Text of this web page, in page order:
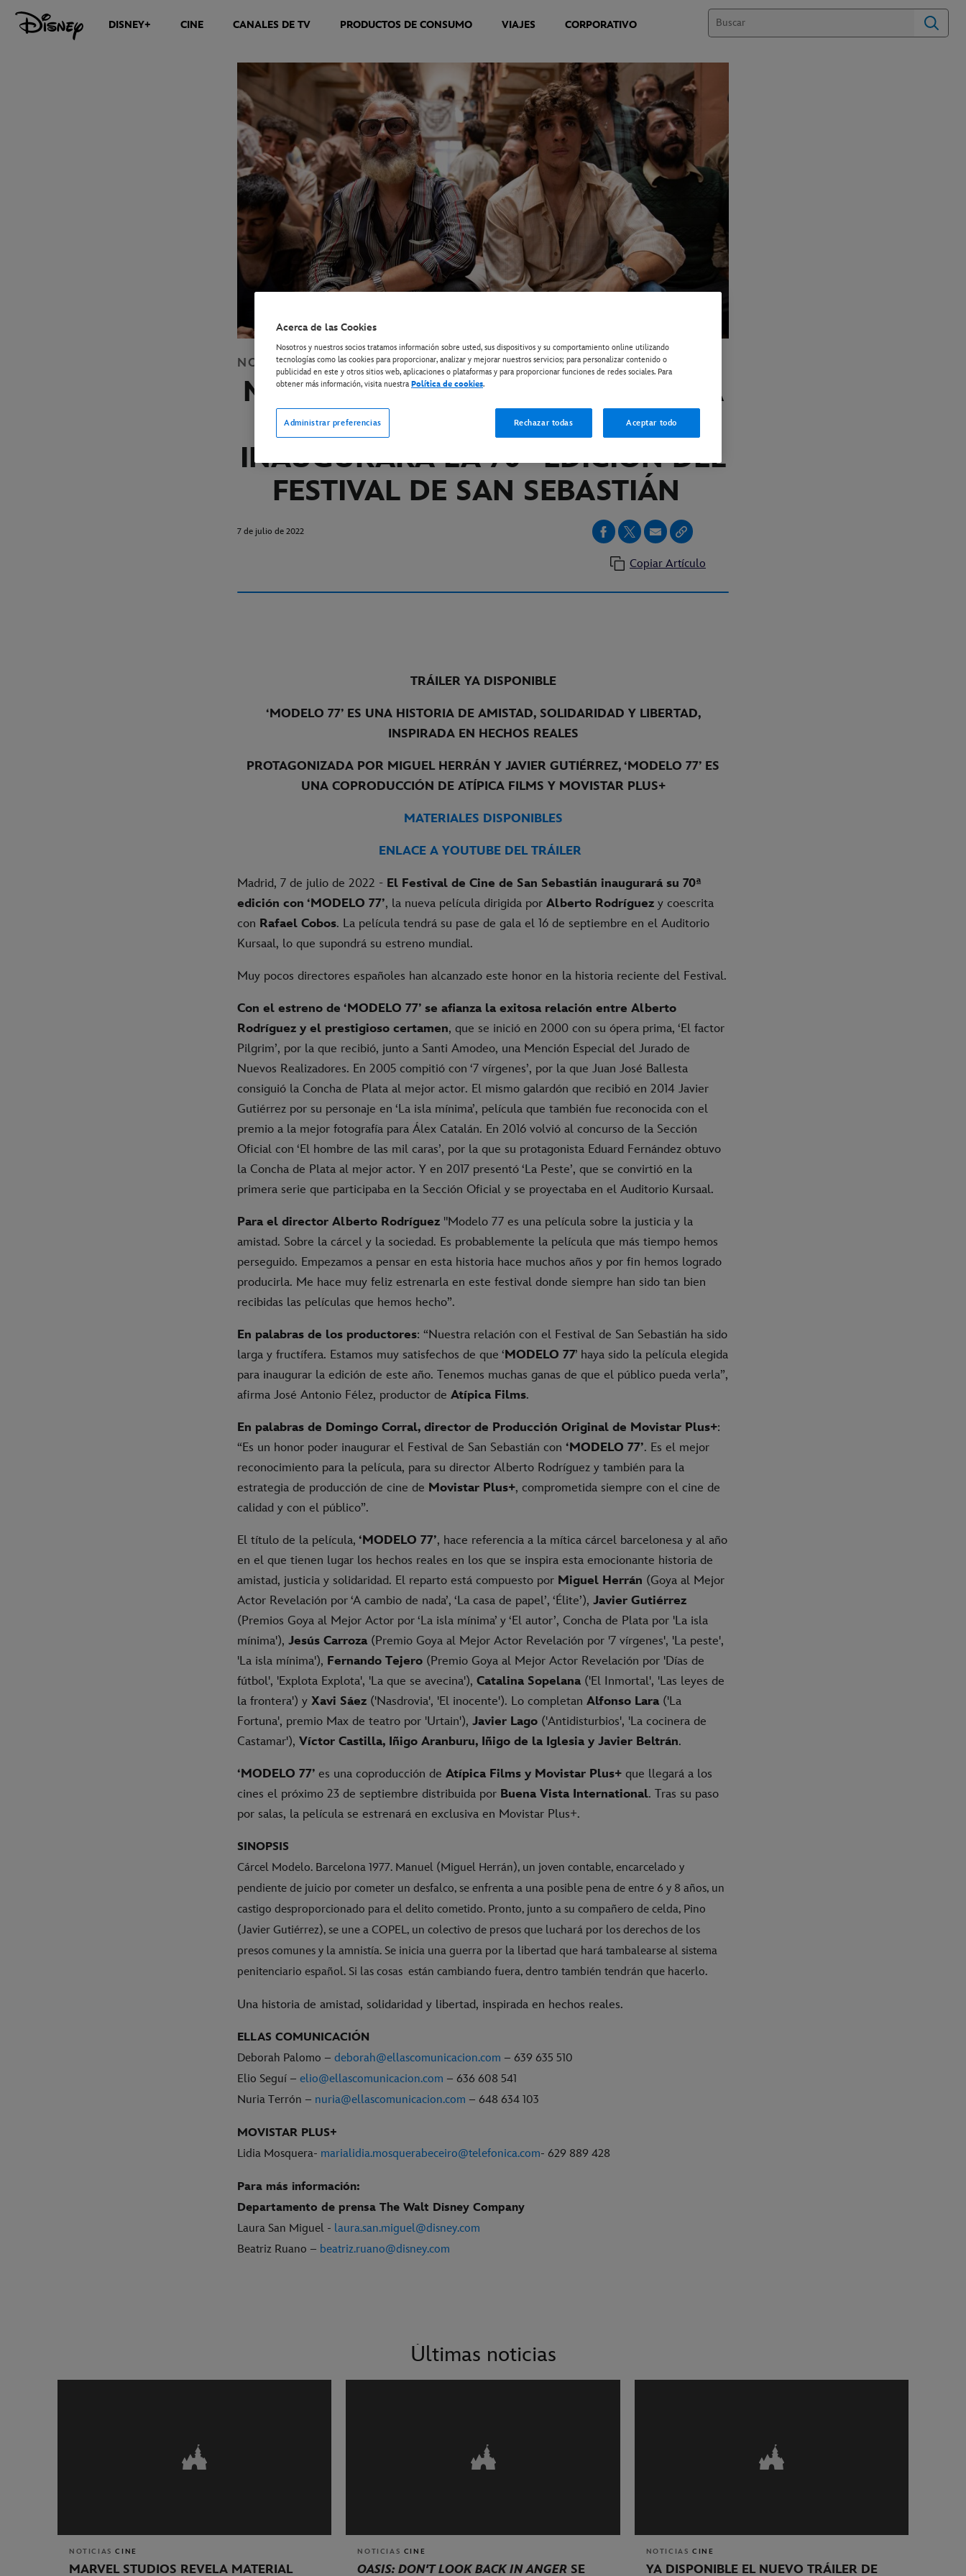
DISNEY+ CINE CANALES DE TV PRODUCTOS DE CONSUMO VIAJES CORPORATIVO
NOTICIAS CINE
MODELO 77’, LA NUEVA PELÍCULA
DE ALBERTO RODRÍGUEZ,
INAUGURARÁ LA 70ª EDICIÓN DEL
FESTIVAL DE SAN SEBASTIÁN
7 de julio de 2022
Copiar Artículo
TRÁILER YA DISPONIBLE
‘MODELO 77’ ES UNA HISTORIA DE AMISTAD, SOLIDARIDAD Y LIBERTAD,
INSPIRADA EN HECHOS REALES
PROTAGONIZADA POR MIGUEL HERRÁN Y JAVIER GUTIÉRREZ, ‘MODELO 77’ ES
UNA COPRODUCCIÓN DE ATÍPICA FILMS Y MOVISTAR PLUS+
MATERIALES DISPONIBLES
ENLACE A YOUTUBE DEL TRÁILER
Madrid, 7 de julio de 2022 - El Festival de Cine de San Sebastián inaugurará su 70ª
edición con ‘MODELO 77’, la nueva película dirigida por Alberto Rodríguez y coescrita
con Rafael Cobos. La película tendrá su pase de gala el 16 de septiembre en el Auditorio
Kursaal, lo que supondrá su estreno mundial.
Muy pocos directores españoles han alcanzado este honor en la historia reciente del Festival.
Con el estreno de ‘MODELO 77’ se afianza la exitosa relación entre Alberto
Rodríguez y el prestigioso certamen, que se inició en 2000 con su ópera prima, ‘El factor
Pilgrim’, por la que recibió, junto a Santi Amodeo, una Mención Especial del Jurado de
Nuevos Realizadores. En 2005 compitió con ‘7 vírgenes’, por la que Juan José Ballesta
consiguió la Concha de Plata al mejor actor. El mismo galardón que recibió en 2014 Javier
Gutiérrez por su personaje en ‘La isla mínima’, película que también fue reconocida con el
premio a la mejor fotografía para Álex Catalán. En 2016 volvió al concurso de la Sección
Oficial con ‘El hombre de las mil caras’, por la que su protagonista Eduard Fernández obtuvo
la Concha de Plata al mejor actor. Y en 2017 presentó ‘La Peste’, que se convirtió en la
primera serie que participaba en la Sección Oficial y se proyectaba en el Auditorio Kursaal.
Para el director Alberto Rodríguez "Modelo 77 es una película sobre la justicia y la
amistad. Sobre la cárcel y la sociedad. Es probablemente la película que más tiempo hemos
perseguido. Empezamos a pensar en esta historia hace muchos años y por fin hemos logrado
producirla. Me hace muy feliz estrenarla en este festival donde siempre han sido tan bien
recibidas las películas que hemos hecho”.
En palabras de los productores: “Nuestra relación con el Festival de San Sebastián ha sido
larga y fructífera. Estamos muy satisfechos de que ‘MODELO 77’ haya sido la película elegida
para inaugurar la edición de este año. Tenemos muchas ganas de que el público pueda verla”,
afirma José Antonio Félez, productor de Atípica Films.
En palabras de Domingo Corral, director de Producción Original de Movistar Plus+:
“Es un honor poder inaugurar el Festival de San Sebastián con ‘MODELO 77’. Es el mejor
reconocimiento para la película, para su director Alberto Rodríguez y también para la
estrategia de producción de cine de Movistar Plus+, comprometida siempre con el cine de
calidad y con el público”.
El título de la película, ‘MODELO 77’, hace referencia a la mítica cárcel barcelonesa y al año
en el que tienen lugar los hechos reales en los que se inspira esta emocionante historia de
amistad, justicia y solidaridad. El reparto está compuesto por Miguel Herrán (Goya al Mejor
Actor Revelación por ‘A cambio de nada’, ‘La casa de papel’, ‘Élite’), Javier Gutiérrez
(Premios Goya al Mejor Actor por ‘La isla mínima’ y ‘El autor’, Concha de Plata por 'La isla
mínima'), Jesús Carroza (Premio Goya al Mejor Actor Revelación por '7 vírgenes', 'La peste',
'La isla mínima'), Fernando Tejero (Premio Goya al Mejor Actor Revelación por 'Días de
fútbol', 'Explota Explota', 'La que se avecina'), Catalina Sopelana ('El Inmortal', 'Las leyes de
la frontera') y Xavi Sáez ('Nasdrovia', 'El inocente'). Lo completan Alfonso Lara ('La
Fortuna', premio Max de teatro por 'Urtain'), Javier Lago ('Antidisturbios', 'La cocinera de
Castamar'), Víctor Castilla, Iñigo Aranburu, Iñigo de la Iglesia y Javier Beltrán.
‘MODELO 77’ es una coproducción de Atípica Films y Movistar Plus+ que llegará a los
cines el próximo 23 de septiembre distribuida por Buena Vista International. Tras su paso
por salas, la película se estrenará en exclusiva en Movistar Plus+.
SINOPSIS
Cárcel Modelo. Barcelona 1977. Manuel (Miguel Herrán), un joven contable, encarcelado y
pendiente de juicio por cometer un desfalco, se enfrenta a una posible pena de entre 6 y 8 años, un
castigo desproporcionado para el delito cometido. Pronto, junto a su compañero de celda, Pino
(Javier Gutiérrez), se une a COPEL, un colectivo de presos que luchará por los derechos de los
presos comunes y la amnistía. Se inicia una guerra por la libertad que hará tambalearse al sistema
penitenciario español. Si las cosas están cambiando fuera, dentro también tendrán que hacerlo.
Una historia de amistad, solidaridad y libertad, inspirada en hechos reales.
ELLAS COMUNICACIÓN
Deborah Palomo – deborah@ellascomunicacion.com – 639 635 510
Elio Seguí – elio@ellascomunicacion.com – 636 608 541
Nuria Terrón – nuria@ellascomunicacion.com – 648 634 103
MOVISTAR PLUS+
Lidia Mosquera- marialidia.mosquerabeceiro@telefonica.com- 629 889 428
Para más información:
Departamento de prensa The Walt Disney Company
Laura San Miguel - laura.san.miguel@disney.com
Beatriz Ruano – beatriz.ruano@disney.com
Últimas noticias
NOTICIAS CINE
MARVEL STUDIOS REVELA MATERIAL
NOTICIAS CINE
OASIS: DON'T LOOK BACK IN ANGER SE
NOTICIAS CINE
YA DISPONIBLE EL NUEVO TRÁILER DE
Acerca de las Cookies
Nosotros y nuestros socios tratamos información sobre usted, sus dispositivos y su comportamiento online utilizando
tecnologías como las cookies para proporcionar, analizar y mejorar nuestros servicios; para personalizar contenido o
publicidad en este y otros sitios web, aplicaciones o plataformas y para proporcionar funciones de redes sociales. Para
obtener más información, visita nuestra Política de cookies.
Administrar preferencias Rechazar todas Aceptar todo